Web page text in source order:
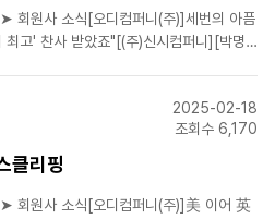
회원사 소식[오디컴퍼니(주)]세번의 아픔
고' 찬사 받았죠"[(주)신시컴퍼니][박명
2025-02-18
조회수 6,170
클리핑
회원사 소식[오디컴퍼니(주)]美 이어 英